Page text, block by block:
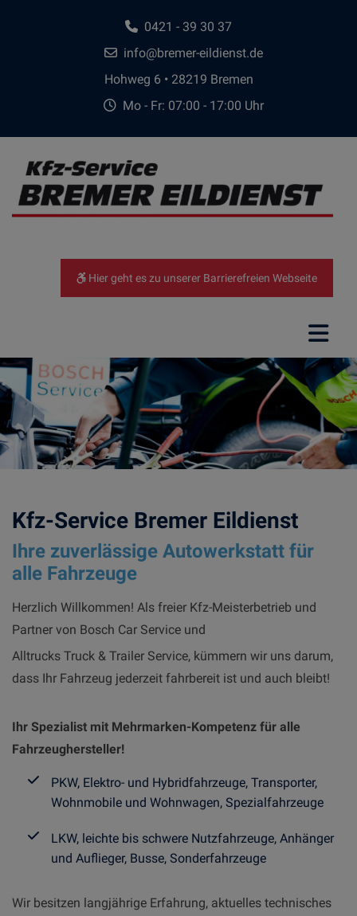
0421 - 39 30 37
info@bremer-eildienst.de
Hohweg 6 • 28219 Bremen
Mo - Fr: 07:00 - 17:00 Uhr
Hier geht es zu unserer Barrierefreien Webseite
Fahrzeugdiagnose
Fahrzeugelektrik
Kfz-Service Bremer Eildienst
Ihre zuverlässige Autowerkstatt für
alle Fahrzeuge
Herzlich Willkommen! Als freier Kfz-Meisterbetrieb und
Partner von Bosch Car Service und
Alltrucks Truck & Trailer Service, kümmern wir uns darum,
dass Ihr Fahrzeug jederzeit fahrbereit ist und auch bleibt!
Ihr Spezialist mit Mehrmarken-Kompetenz für alle
Fahrzeughersteller!
PKW, Elektro- und Hybridfahrzeuge, Transporter,
Wohnmobile und Wohnwagen, Spezialfahrzeuge
LKW, leichte bis schwere Nutzfahrzeuge, Anhänger
und Auflieger, Busse, Sonderfahrzeuge
Wir besitzen langjährige Erfahrung, aktuelles technisches